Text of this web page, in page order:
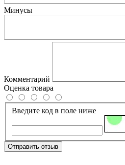
Минусы
Комментарий
Оценка товара
Введите код в поле ниже
Отправить отзыв